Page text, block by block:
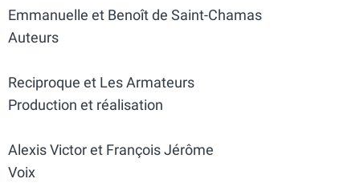
Emmanuelle et Benoît de Saint-Chamas
Auteurs
Reciproque et Les Armateurs
Production et réalisation
Alexis Victor et François Jérôme
Voix